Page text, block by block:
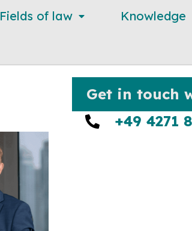
Fields of law Knowledge
Get in touch
+49 4271